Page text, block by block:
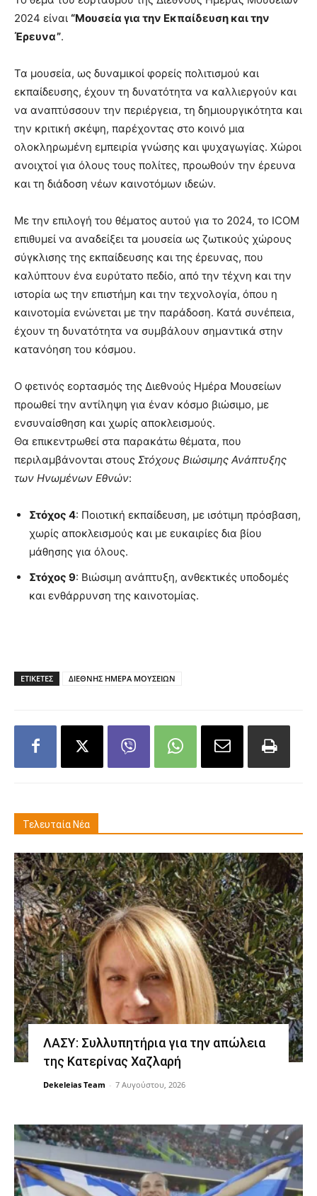
2024 είναι “Μουσεία για την Εκπαίδευση και την
Έρευνα”.
Τα μουσεία, ως δυναμικοί φορείς πολιτισμού και
εκπαίδευσης, έχουν τη δυνατότητα να καλλιεργούν και
να αναπτύσσουν την περιέργεια, τη δημιουργικότητα και
την κριτική σκέψη, παρέχοντας στο κοινό μια
ολοκληρωμένη εμπειρία γνώσης και ψυχαγωγίας. Χώροι
ανοιχτοί για όλους τους πολίτες, προωθούν την έρευνα
και τη διάδοση νέων καινοτόμων ιδεών.
Με την επιλογή του θέματος αυτού για το 2024, το ICOM
επιθυμεί να αναδείξει τα μουσεία ως ζωτικούς χώρους
σύγκλισης της εκπαίδευσης και της έρευνας, που
καλύπτουν ένα ευρύτατο πεδίο, από την τέχνη και την
ιστορία ως την επιστήμη και την τεχνολογία, όπου η
καινοτομία ενώνεται με την παράδοση. Κατά συνέπεια,
έχουν τη δυνατότητα να συμβάλουν σημαντικά στην
κατανόηση του κόσμου.
Ο φετινός εορτασμός της Διεθνούς Ημέρα Μουσείων
προωθεί την αντίληψη για έναν κόσμο βιώσιμο, με
ενσυναίσθηση και χωρίς αποκλεισμούς.
Θα επικεντρωθεί στα παρακάτω θέματα, που
περιλαμβάνονται στους Στόχους Βιώσιμης Ανάπτυξης
των Ηνωμένων Εθνών:
Στόχος 4: Ποιοτική εκπαίδευση, με ισότιμη πρόσβαση,
χωρίς αποκλεισμούς και με ευκαιρίες δια βίου
μάθησης για όλους.
Στόχος 9: Βιώσιμη ανάπτυξη, ανθεκτικές υποδομές
και ενθάρρυνση της καινοτομίας.
ΕΤΙΚΕΤΕΣ ΔΙΕΘΝΗΣ ΗΜΕΡΑ ΜΟΥΣΕΙΩΝ
Τελευταία Νέα
ΛΑΣΥ: Συλλυπητήρια για την απώλεια
της Κατερίνας Χαζλαρή
Dekeleias Team - 7 Αυγούστου, 2026